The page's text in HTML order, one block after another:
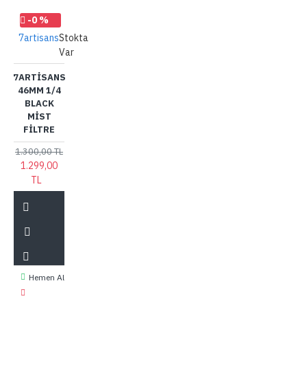
-0 %
7artisansStokta
Var
7ARTISANS
46MM 1/4
BLACK
MIST
FILTRE
1.300,00 TL
1.299,00
TL
Hemen Al